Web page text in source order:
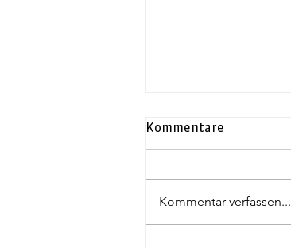
Kommentare
Kommentar verfassen...